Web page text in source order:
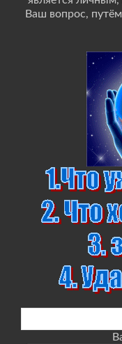
Ваш вопрос,